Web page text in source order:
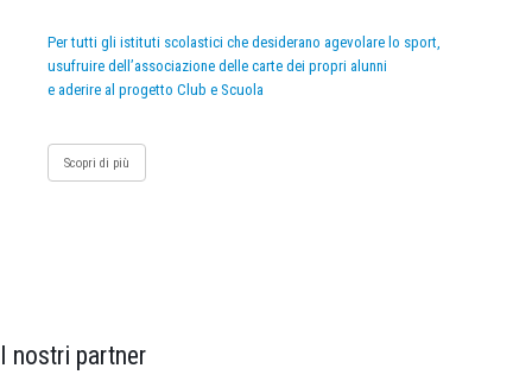
Per tutti gli istituti scolastici che desiderano agevolare lo sport,
usufruire dell’associazione delle carte dei propri alunni
e aderire al progetto Club e Scuola
Scopri di più
I nostri partner